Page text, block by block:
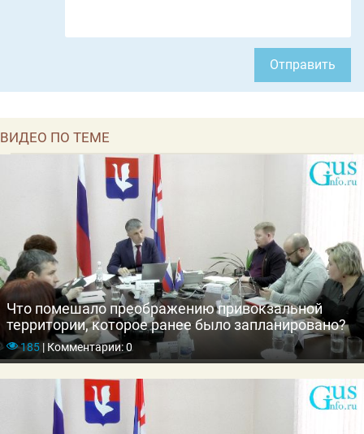
Отправить
ВИДЕО ПО ТЕМЕ
Что помешало преображению привокзальной
территории, которое ранее было запланировано?
185 |Комментарии: 0